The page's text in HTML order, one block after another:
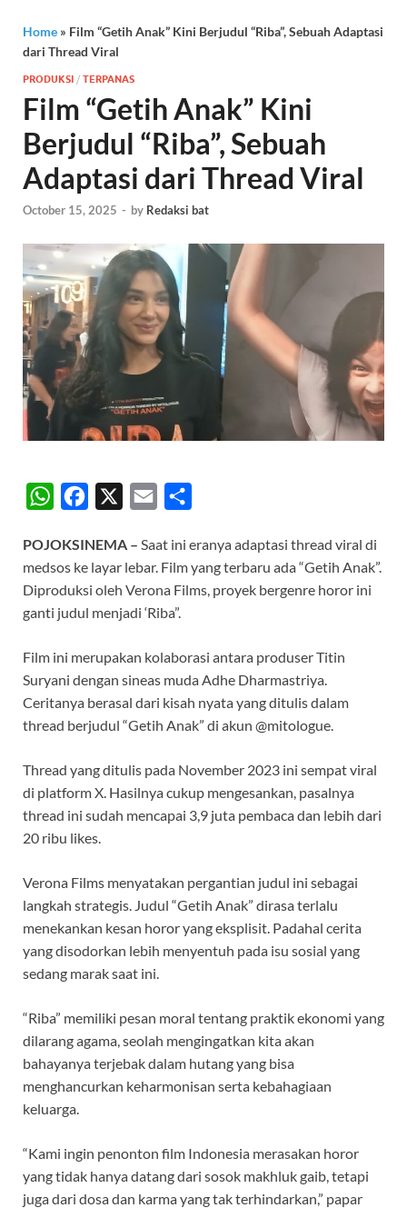
Home » Film “Getih Anak” Kini Berjudul “Riba”, Sebuah Adaptasi
dari Thread Viral
PRODUKSI / TERPANAS
Film “Getih Anak” Kini
Berjudul “Riba”, Sebuah
Adaptasi dari Thread Viral
October 15, 2025 - by Redaksi bat
W
a
t
s
p
p
c
e
o
k
a
i
l
a
r
POJOKSINEMA – Saat ini eranya adaptasi thread viral di
medsos ke layar lebar. Film yang terbaru ada “Getih Anak”.
Diproduksi oleh Verona Films, proyek bergenre horor ini
ganti judul menjadi ‘Riba”.
Film ini merupakan kolaborasi antara produser Titin
Suryani dengan sineas muda Adhe Dharmastriya.
Ceritanya berasal dari kisah nyata yang ditulis dalam
thread berjudul “Getih Anak” di akun @mitologue.
Thread yang ditulis pada November 2023 ini sempat viral
di platform X. Hasilnya cukup mengesankan, pasalnya
thread ini sudah mencapai 3,9 juta pembaca dan lebih dari
20 ribu likes.
Verona Films menyatakan pergantian judul ini sebagai
langkah strategis. Judul “Getih Anak” dirasa terlalu
menekankan kesan horor yang eksplisit. Padahal cerita
yang disodorkan lebih menyentuh pada isu sosial yang
sedang marak saat ini.
“Riba” memiliki pesan moral tentang praktik ekonomi yang
dilarang agama, seolah mengingatkan kita akan
bahayanya terjebak dalam hutang yang bisa
menghancurkan keharmonisan serta kebahagiaan
keluarga.
“Kami ingin penonton film Indonesia merasakan horor
yang tidak hanya datang dari sosok makhluk gaib, tetapi
juga dari dosa dan karma yang tak terhindarkan,” papar